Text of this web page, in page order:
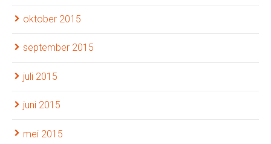
oktober 2015
september 2015
juli 2015
juni 2015
mei 2015